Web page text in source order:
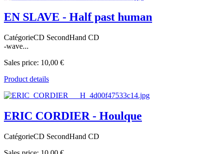
EN SLAVE - Half past human
CatégorieCD SecondHand CD
-wave...
Sales price: 10,00 €
Product details
ERIC CORDIER - Houlque
CatégorieCD SecondHand CD